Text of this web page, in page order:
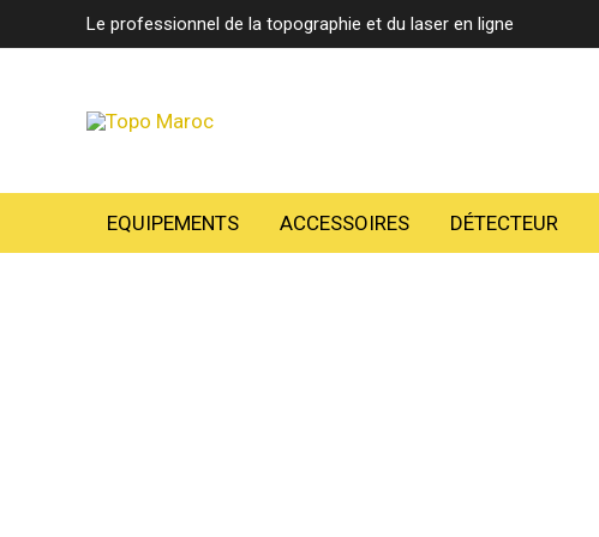
au
Le professionnel de la topographie et du laser en ligne
EQUIPEMENTS ACCESSOIRES DÉTECTEUR